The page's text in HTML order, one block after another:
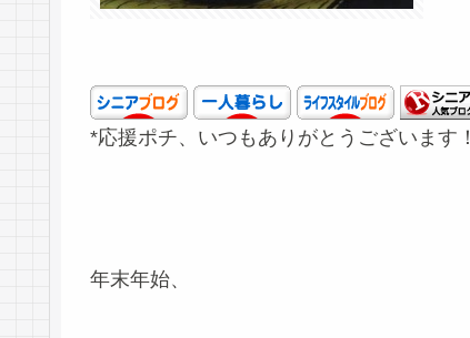
*応援ポチ、いつもありがとうございます！
年末年始、